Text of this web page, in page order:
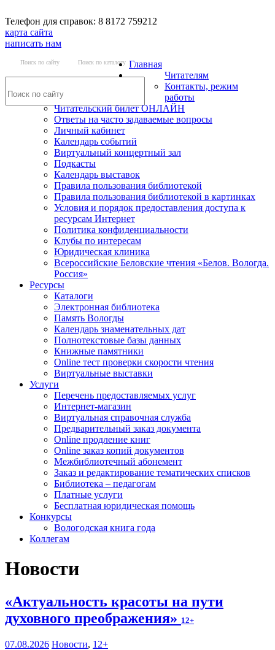
Телефон для справок: 8 8172 759212
карта сайта
написать нам
Поиск по сайту Поиск по каталогу Главная
Читателям
Контакты, режим
работы
Читательский билет ОНЛАЙН
Ответы на часто задаваемые вопросы
Личный кабинет
Календарь событий
Виртуальный концертный зал
Подкасты
Календарь выставок
Правила пользования библиотекой
Правила пользования библиотекой в картинках
Условия и порядок предоставления доступа к
ресурсам Интернет
Политика конфиденциальности
Клубы по интересам
Юридическая клиника
Всероссийские Беловские чтения «Белов. Вологда.
Россия»
Ресурсы
Каталоги
Электронная библиотека
Память Вологды
Календарь знаменательных дат
Полнотекстовые базы данных
Книжные памятники
Online тест проверки скорости чтения
Виртуальные выставки
Услуги
Перечень предоставляемых услуг
Интернет-магазин
Виртуальная справочная служба
Предварительный заказ документа
Online продление книг
Online заказ копий документов
Межбиблиотечный абонемент
Заказ и редактирование тематических списков
Библиотека – педагогам
Платные услуги
Бесплатная юридическая помощь
Конкурсы
Вологодская книга года
Коллегам
Новости
«Актуальность красоты на пути
духовного преображения» 12+
07.08.2026 Новости, 12+